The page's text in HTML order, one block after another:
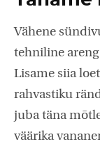
Vähene
tehniline areng
Lisame siia
rahvastiku
juba täna
väärika